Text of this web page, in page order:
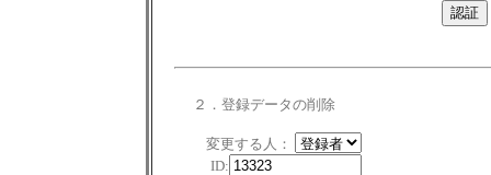
２．登録データの削除
変更する人：
ID: